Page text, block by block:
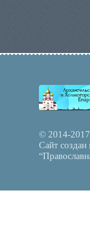
© 2014-2017
Сайт создан